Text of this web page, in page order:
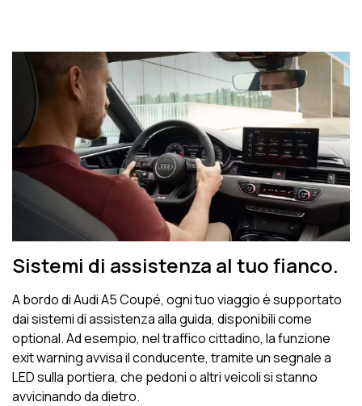
Sistemi di assistenza al tuo fianco.
A bordo di Audi A5 Coupé, ogni tuo viaggio è supportato
dai sistemi di assistenza alla guida, disponibili come
optional. Ad esempio, nel traffico cittadino, la funzione
exit warning avvisa il conducente, tramite un segnale a
LED sulla portiera, che pedoni o altri veicoli si stanno
avvicinando da dietro.